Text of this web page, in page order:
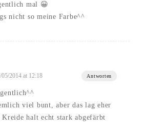
mal 😀
nicht so meine Farbe^^
05/2014 at 12:18 Antworten
viel bunt, aber das lag eher
Kreide halt echt stark abgefärbt